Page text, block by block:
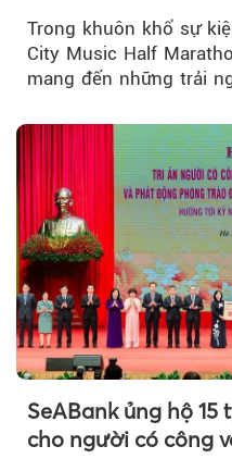
Trong khuôn khổ sự
City Music Half
mang đến những trải
SeABank ủng hộ
cho người có công